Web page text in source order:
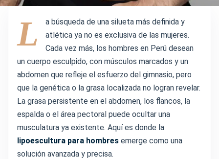
L
a búsqueda de una silueta más definida y
atlética ya no es exclusiva de las mujeres.
Cada vez más, los hombres en Perú desean
un cuerpo esculpido, con músculos marcados y un
abdomen que refleje el esfuerzo del gimnasio, pero
que la genética o la grasa localizada no logran revelar.
La grasa persistente en el abdomen, los flancos, la
espalda o el área pectoral puede ocultar una
musculatura ya existente. Aquí es donde la
lipoescultura para hombres emerge como una
solución avanzada y precisa.